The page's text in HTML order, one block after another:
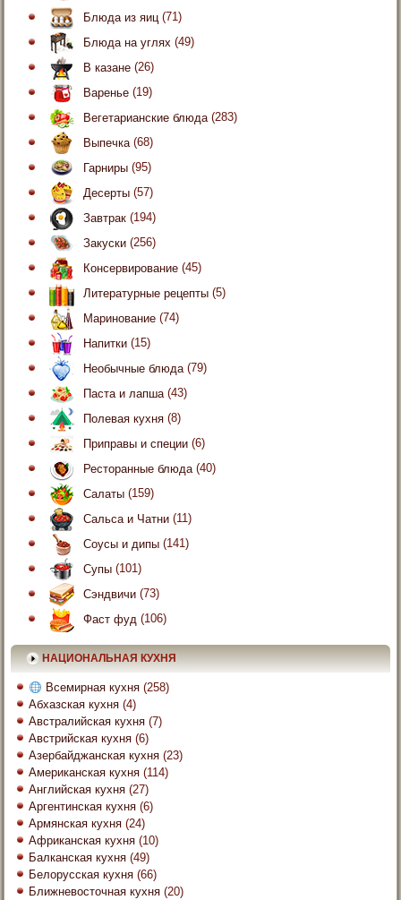
Блюда из яиц (71)
Блюда на углях (49)
В казане (26)
Варенье (19)
Вегетарианские блюда (283)
Выпечка (68)
Гарниры (95)
Десерты (57)
Завтрак (194)
Закуски (256)
Консервирование (45)
Литературные рецепты (5)
Маринование (74)
Напитки (15)
Необычные блюда (79)
Паста и лапша (43)
Полевая кухня (8)
Приправы и специи (6)
Ресторанные блюда (40)
Салаты (159)
Сальса и Чатни (11)
Соусы и дипы (141)
Супы (101)
Сэндвичи (73)
Фаст фуд (106)
НАЦИОНАЛЬНАЯ КУХНЯ
Всемирная кухня (258)
Абхазская кухня (4)
Австралийская кухня (7)
Австрийская кухня (6)
Азербайджанская кухня (23)
Американская кухня (114)
Английская кухня (27)
Аргентинская кухня (6)
Армянская кухня (24)
Африканская кухня (10)
Балканская кухня (49)
Белорусская кухня (66)
Ближневосточная кухня (20)